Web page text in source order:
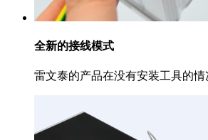
全新的接线模式
雷文泰的产品在没有安装工具的